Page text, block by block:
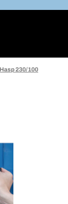
230/100